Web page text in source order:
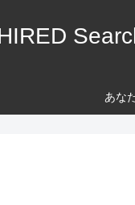
あな